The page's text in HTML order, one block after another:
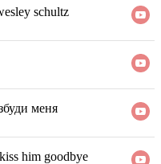
schultz
меня
him goodbye